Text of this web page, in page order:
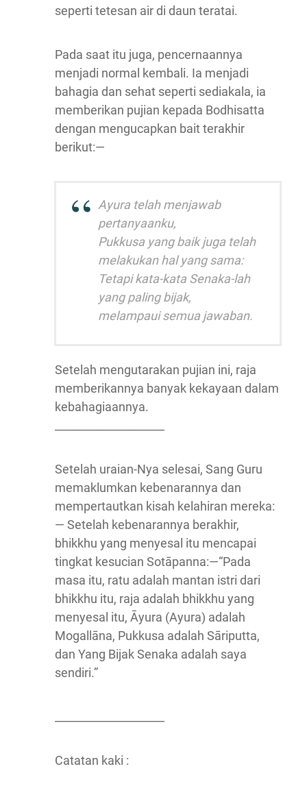
seperti tetesan air di daun teratai.
Pada saat itu juga, pencernaannya
menjadi normal kembali. Ia menjadi
bahagia dan sehat seperti sediakala, ia
memberikan pujian kepada Bodhisatta
dengan mengucapkan bait terakhir
berikut:—
Ayura telah menjawab
pertanyaanku,
Pukkusa yang baik juga telah
melakukan hal yang sama:
Tetapi kata-kata Senaka-lah
yang paling bijak,
melampaui semua jawaban.
Setelah mengutarakan pujian ini, raja
memberikannya banyak kekayaan dalam
kebahagiaannya.
Setelah uraian-Nya selesai, Sang Guru
memaklumkan kebenarannya dan
mempertautkan kisah kelahiran mereka:
— Setelah kebenarannya berakhir,
bhikkhu yang menyesal itu mencapai
tingkat kesucian Sotāpanna:—“Pada
masa itu, ratu adalah mantan istri dari
bhikkhu itu, raja adalah bhikkhu yang
menyesal itu, Āyura (Ayura) adalah
Mogallāna, Pukkusa adalah Sāriputta,
dan Yang Bijak Senaka adalah saya
sendiri.”
Catatan kaki :